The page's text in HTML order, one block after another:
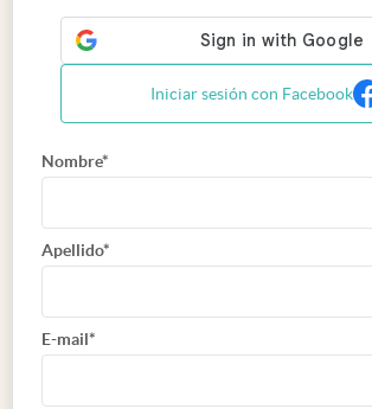
Iniciar sesión con Facebook
Nombre*
Apellido*
E-mail*